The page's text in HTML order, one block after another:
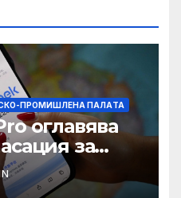
ПРОМИШЛЕНА ПАЛAТА
оглавява
за